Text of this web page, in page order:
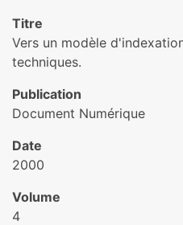
Titre
Vers un modèle
techniques.
Publication
Document Numérique
Date
2000
Volume
4